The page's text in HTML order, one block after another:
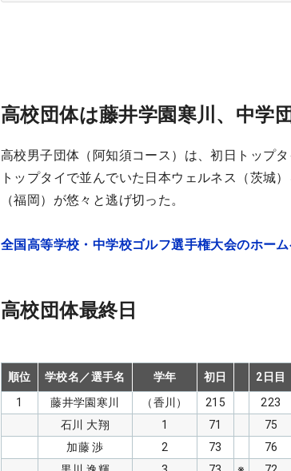
高校団体は藤井学園寒川、中学
高校男子団体（阿知須コース）は、初日トップ
トップタイで並んでいた日本ウェルネス（茨城
（福岡）が悠々と逃げ切った。
全国高等学校・中学校ゴルフ選手権大会のホーム
高校団体最終日
順位 学校名／選手名 学年 初日 2日目
1
藤井学園寒川 （香川） 215 223
石川 大翔
1 71 75
加藤 渉
2 73 76